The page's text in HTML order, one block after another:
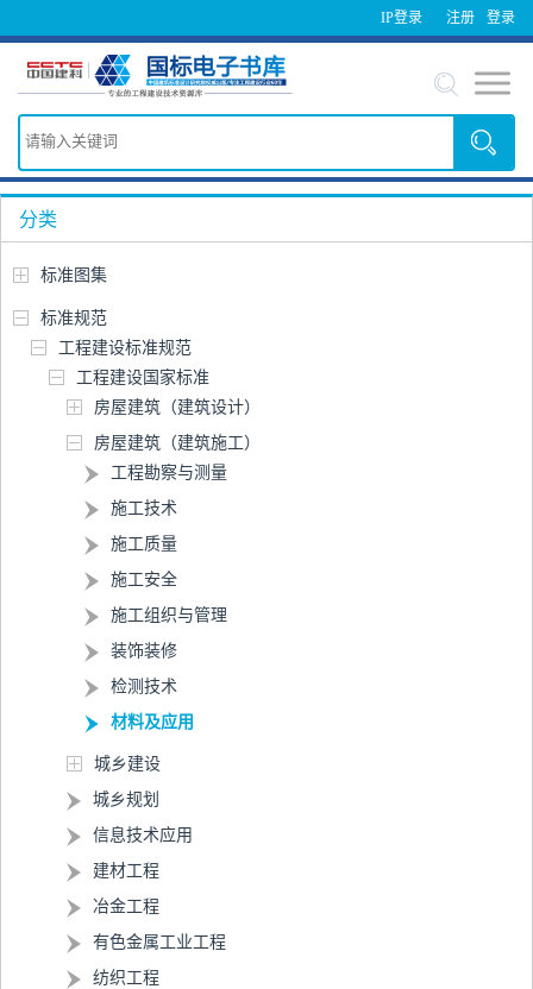
IP登录 登录
注册
分类
标准图集
标准规范
工程建设标准规范
工程建设国家标准
房屋建筑（建筑设计）
房屋建筑（建筑施工）
工程勘察与测量
施工技术
施工质量
施工安全
施工组织与管理
装饰装修
检测技术
材料及应用
城乡建设
城乡规划
信息技术应用
建材工程
冶金工程
有色金属工业工程
纺织工程